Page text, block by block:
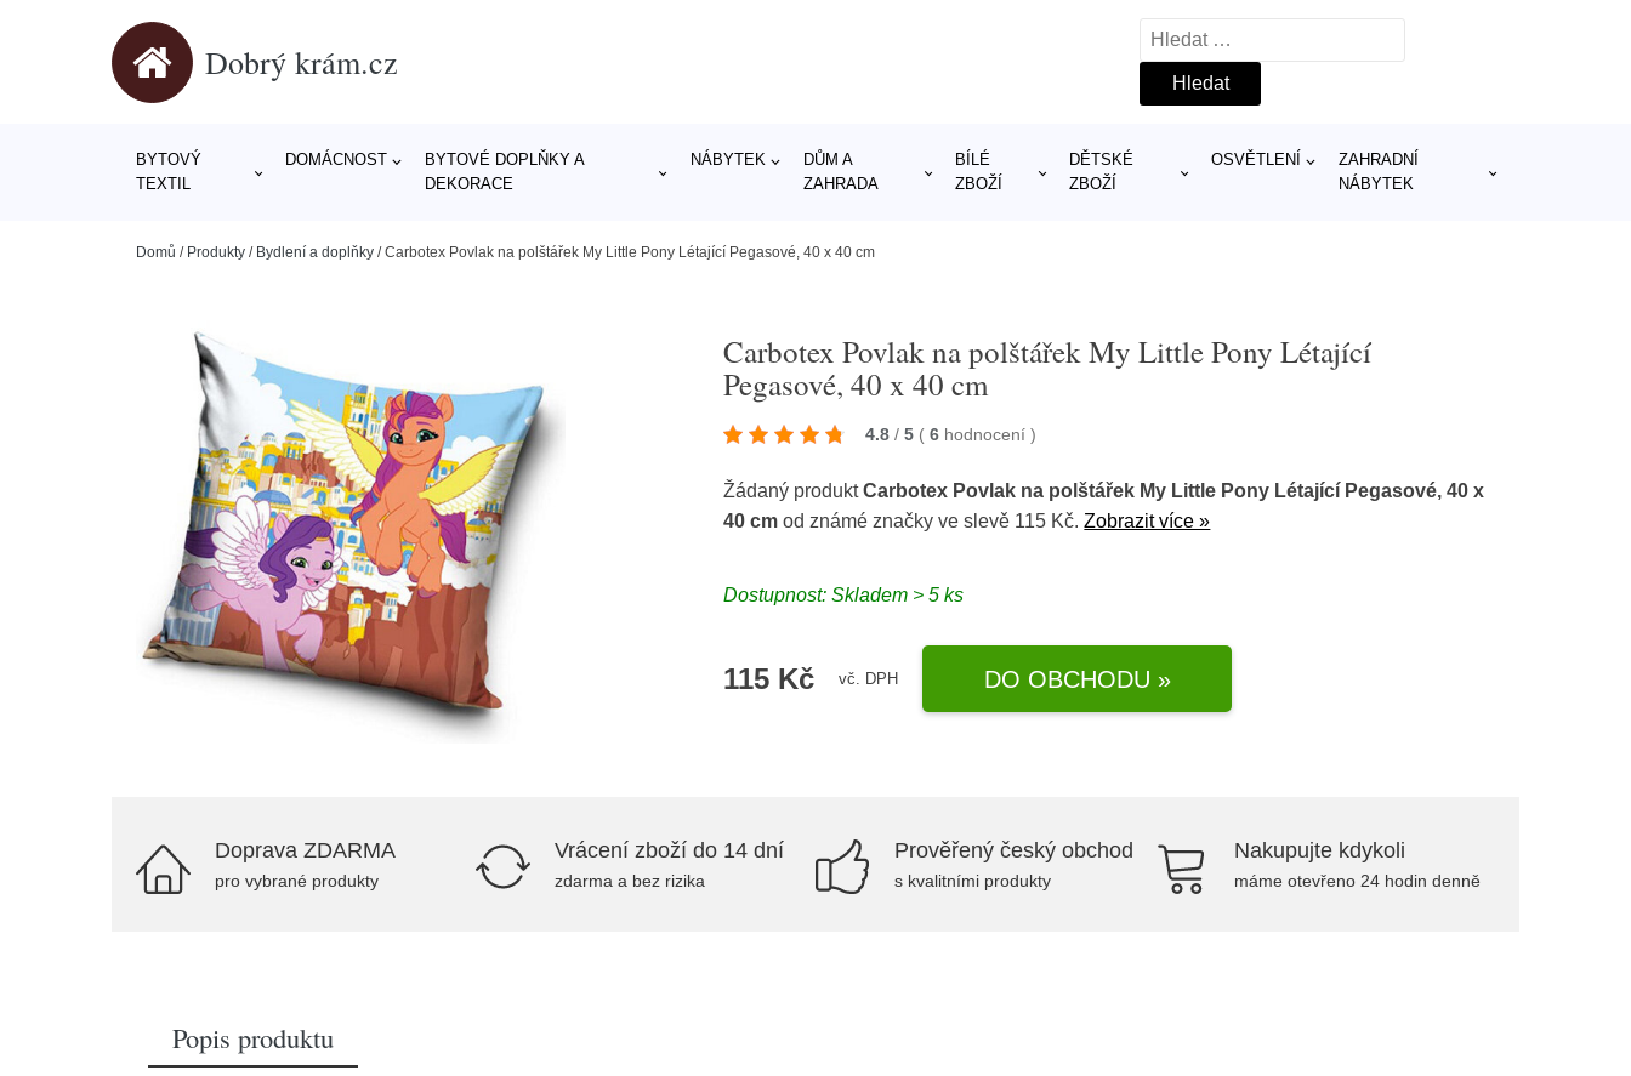
Dobrý krám.cz
Vyhledávání
BYTOVÝ
TEXTIL
DOMÁCNOST
BYTOVÉ DOPLŇKY A
DEKORACE
NÁBYTEK
DŮM A
ZAHRADA
BÍLÉ
ZBOŽÍ
DĚTSKÉ
ZBOŽÍ
OSVĚTLENÍ
ZAHRADNÍ
NÁBYTEK
Domů / Produkty / Bydlení a doplňky /Carbotex Povlak na polštářek My Little Pony Létající Pegasové, 40 x 40 cm
Carbotex Povlak na polštářek My Little Pony Létající
Pegasové, 40 x 40 cm
4.8 / 5 ( 6 hodnocení)
Žádaný produktCarbotex Povlak na polštářek My Little Pony Létající Pegasové, 40 x
40 cm od známé značkyve slevě 115 Kč.Zobrazit více »
Dostupnost: Skladem > 5 ks
115 Kč vč. DPH DO OBCHODU »
Doprava ZDARMA
pro vybrané produkty
Vrácení zboží do 14 dní
zdarma a bez rizika
Prověřený český obchod
s kvalitními produkty
Nakupujte kdykoli
máme otevřeno 24 hodin denně
Popis produktu